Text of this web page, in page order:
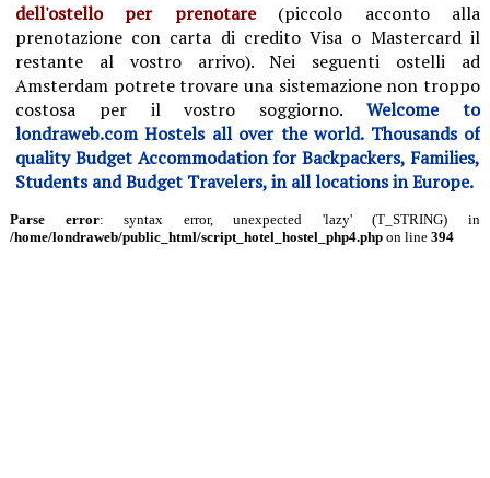
dell'ostello per prenotare
(piccolo acconto alla
prenotazione con carta di credito Visa o Mastercard il
restante al vostro arrivo).Nei seguenti ostelli ad
Amsterdam potrete trovare una sistemazione non troppo
costosa per il vostro soggiorno.Welcome to
londraweb.com Hostels all over the world. Thousands of
quality Budget Accommodation for Backpackers, Families,
Students and Budget Travelers, in all locations in Europe.
Parse error: syntax error, unexpected 'lazy' (T_STRING) in
/home/londraweb/public_html/script_hotel_hostel_php4.phpon line 394